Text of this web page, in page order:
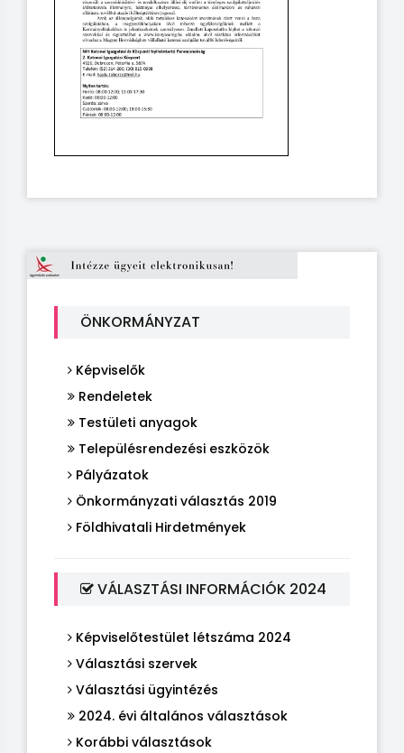
ÖNKORMÁNYZAT
Képviselők
Rendeletek
Testületi anyagok
Településrendezési eszközök
Pályázatok
Önkormányzati választás 2019
Földhivatali Hirdetmények
VÁLASZTÁSI INFORMÁCIÓK 2024
Képviselőtestület létszáma 2024
Választási szervek
Választási ügyintézés
2024. évi általános választások
Korábbi választások